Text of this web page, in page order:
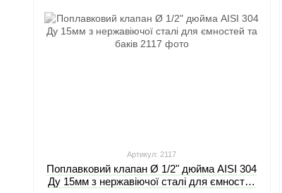
Артикул: 2117
Поплавковий клапан Ø 1/2" дюйма AISI 304
Ду 15мм з нержавіючої сталі для ємностей